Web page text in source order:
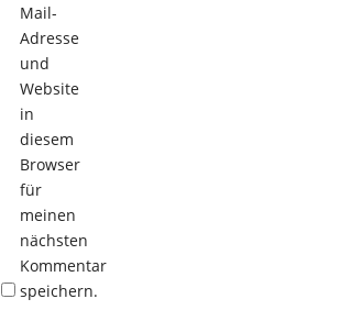
Mail-
Adresse
und
Website
in
diesem
Browser
für
meinen
nächsten
Kommentar
speichern.